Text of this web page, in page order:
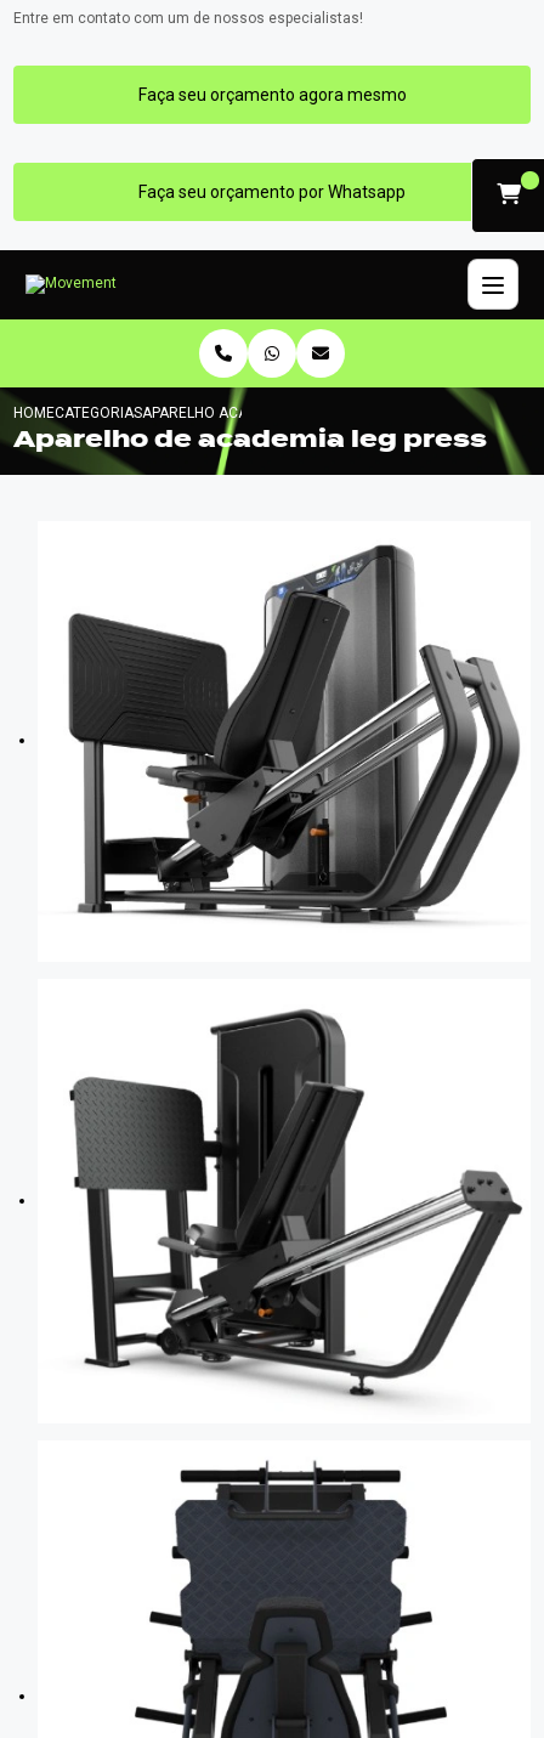
Entre em contato com um de nossos especialistas!
Faça seu orçamento agora mesmo
Faça seu orçamento por Whatsapp
HOMECATEGORIASAPARELHO ACADEMIA LEG PRESS
Aparelho de academia leg press